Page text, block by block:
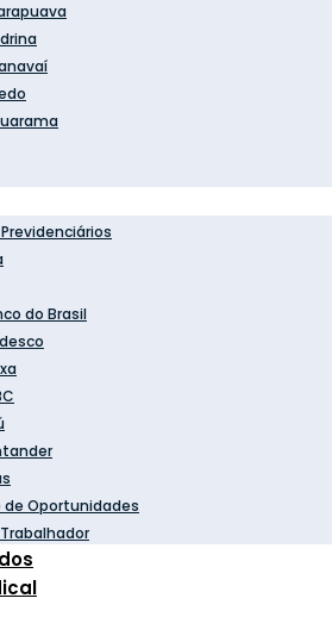
do Brasil
de Oportunidades